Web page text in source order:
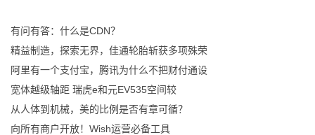
有问有答：什么是CDN？
精益制造，探索无界，佳通轮胎斩获多项殊荣
阿里有一个支付宝，腾讯为什么不把财付通设
宽体越级轴距 瑞虎e和元EV535空间较
从人体到机械，美的比例是否有章可循？
向所有商户开放！Wish运营必备工具